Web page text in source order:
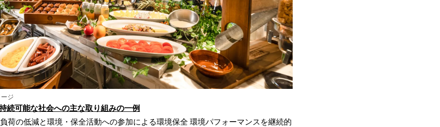
ジ
続可能な社会への主な取り組みの一例
荷の低減と環境・保全活動への参加による環境保全 環境パフォーマンスを継続的